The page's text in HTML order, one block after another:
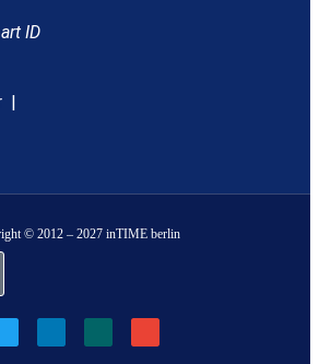
ID
|
© 2012 – 2027 inTIME berlin